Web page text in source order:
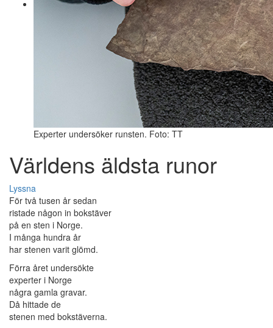
Experter undersöker runsten. Foto: TT
Världens äldsta runor
Lyssna
För två tusen år sedan
ristade någon in bokstäver
på en sten i Norge.
I många hundra år
har stenen varit glömd.
Förra året undersökte
experter i Norge
några gamla gravar.
Då hittade de
stenen med bokstäverna.